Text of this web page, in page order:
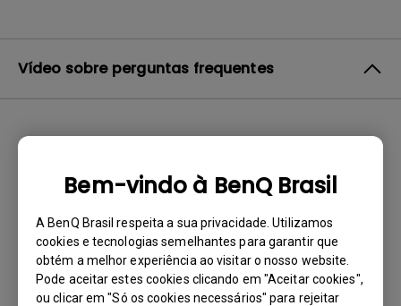
Bem-vindo à BenQ Brasil
A BenQ Brasil respeita a sua privacidade. Utilizamos
cookies e tecnologias semelhantes para garantir que
obtém a melhor experiência ao visitar o nosso website.
Pode aceitar estes cookies clicando em "Aceitar cookies",
ou clicar em "Só os cookies necessários" para rejeitar
Vídeo sobre perguntas frequentes
Nenhum vídeo relacionado